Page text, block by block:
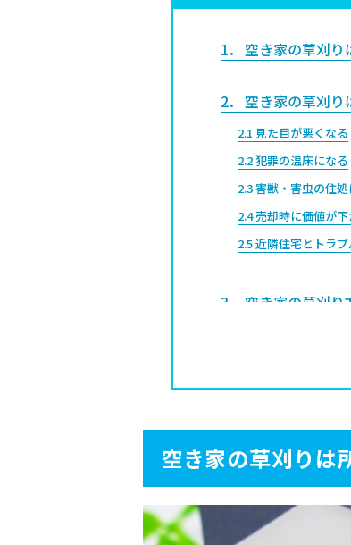
1 空き家の草刈り
2 空き家の草刈り
2.1 見た目が悪くなる
2.2犯罪の温床になる
2.3害獣・害虫の住処
2.4売却時に価値が下
2.5近隣住宅とトラ
3 空き家の草刈り
3.3業者に依頼する
4 空き家の草刈り
4.2手間や時間がかか
4.3業者によっては
空き家の草刈りは